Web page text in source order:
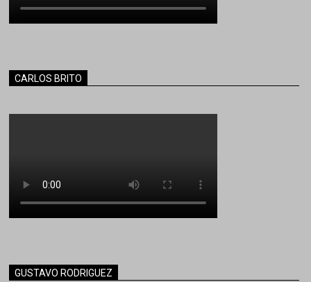
CARLOS BRITO
GUSTAVO RODRIGUEZ